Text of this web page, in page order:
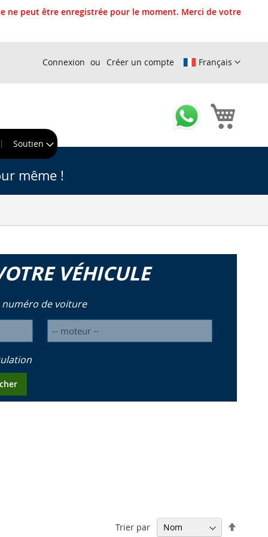
ne peut être enregistrée pour le moment. Merci de votre
Français
Connexion Créer un compte
Soutien
même !
VÉHICULE
numéro de voiture
Trier par